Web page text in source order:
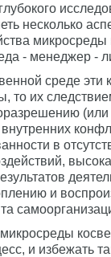
несколько
микросреды
- менеджер -
среде эти
то их
(или
в
и
и избежать